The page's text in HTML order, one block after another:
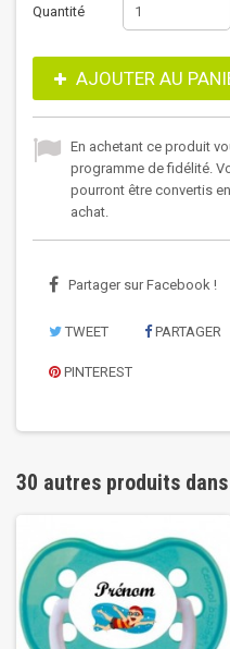
Quantité
AJOUTER AU
En achetant ce produit
programme de fidélité.
pourront être convertis
achat.
Partager sur Facebook !
TWEET PARTAGER
PINTEREST
30 autres produits